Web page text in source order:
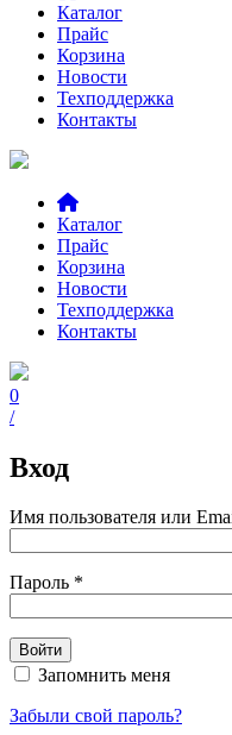
Каталог
Прайс
Корзина
Новости
Техподдержка
Контакты
Каталог
Прайс
Корзина
Новости
Техподдержка
Контакты
0
/
Вход
Имя пользователя или
Пароль *
Войти
Запомнить меня
Забыли свой пароль?